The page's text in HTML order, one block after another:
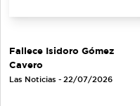
Fallece Isidoro Gómez
Cavero
Las Noticias - 22/07/2026